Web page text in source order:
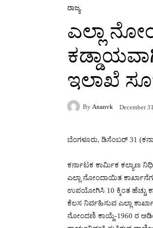
ರಾಜ್ಯ
ಎಲ್ಲಾ
ಇಲಾಖೆ
By Ananvk December
ಬೆಂಗಳೂರು, ಡಿಸೆಂಬರ್ 31
ಕರ್ನಾಟಕ ಕಾರ್ಮಿಕ ಕಲ್ಯಾಣ
ಎಲ್ಲಾ ನೋಂದಾಯಿತ
ಉಪಯೋಗಿಸಿ 10 ಕ್ಕಿಂತ ಹೆಚ್ಚು
ಕೆಲಸ ನಿರ್ವಹಿಸುವ ಎಲ್ಲಾ
ನೋಂದಣಿ ಕಾಯ್ದೆ-1960 ರ